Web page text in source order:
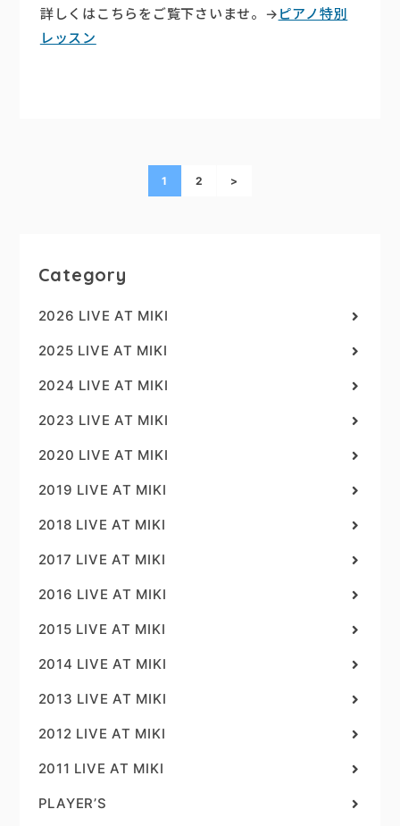
詳しくはこちらをご覧下さいませ。→ ピアノ特別
レッスン
1 2 >
Category
2026 LIVE AT MIKI
2025 LIVE AT MIKI
2024 LIVE AT MIKI
2023 LIVE AT MIKI
2020 LIVE AT MIKI
2019 LIVE AT MIKI
2018 LIVE AT MIKI
2017 LIVE AT MIKI
2016 LIVE AT MIKI
2015 LIVE AT MIKI
2014 LIVE AT MIKI
2013 LIVE AT MIKI
2012 LIVE AT MIKI
2011 LIVE AT MIKI
PLAYER’S